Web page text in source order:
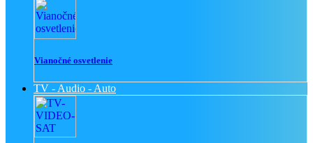
Vianočné osvetlenie
TV - Audio - Auto